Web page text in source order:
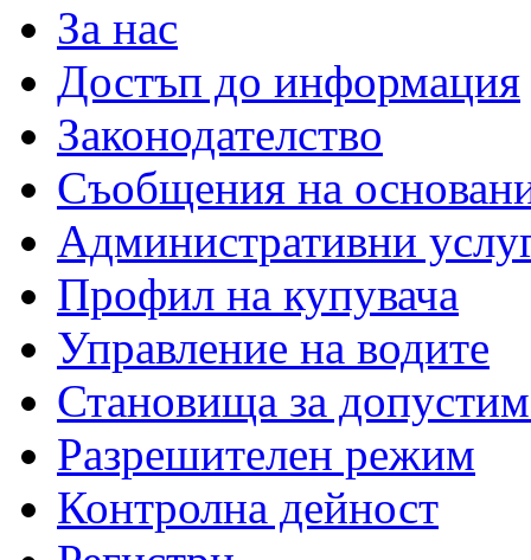
За нас
Достъп до информация
Законодателство
Съобщения на
Административни
Профил на купувача
Управление на водите
Становища за
Разрешителен режим
Контролна дейност